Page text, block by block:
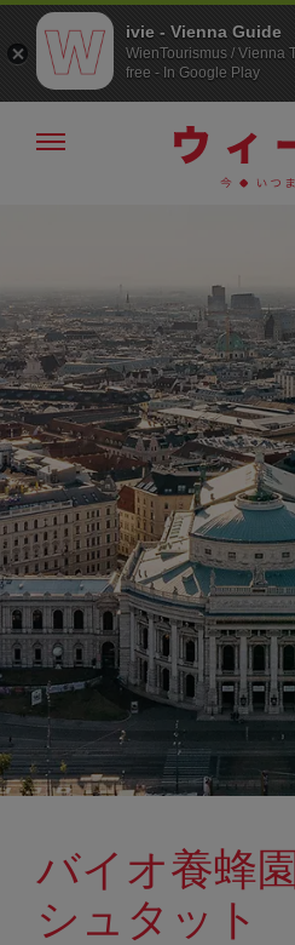
へ
ジ
の
ト
ッ
プ
へ
メ
非
表
示
バイオ養蜂
シュタット
ivie - Vienna Guide
WienTourismus / Vienna
free - In Google Play